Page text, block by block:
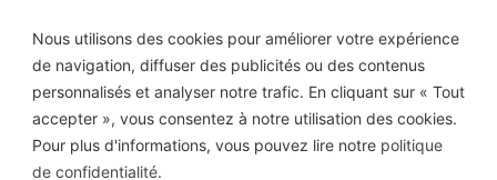
Nous utilisons des cookies pour améliorer votre expérience
de navigation, diffuser des publicités ou des contenus
personnalisés et analyser notre trafic. En cliquant sur « Tout
accepter », vous consentez à notre utilisation des cookies.
Pour plus d'informations, vous pouvez lire notre politique
de confidentialité.
Contactez-Nous
Haute Définition Image & Son
8, Avenue Geoffroy Saint-Hilaire